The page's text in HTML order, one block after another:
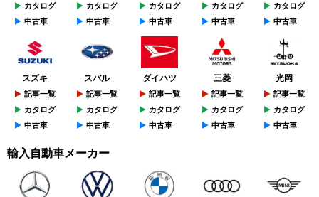
カタログ
中古車
カタログ
中古車
カタログ
中古車
カタログ
中古車
カタログ
中古車
スズキ
記事一覧
カタログ
中古車
スバル
記事一覧
カタログ
中古車
ダイハツ
記事一覧
カタログ
中古車
三菱
記事一覧
カタログ
中古車
光岡
記事一覧
カタログ
中古車
輸入自動車メーカー